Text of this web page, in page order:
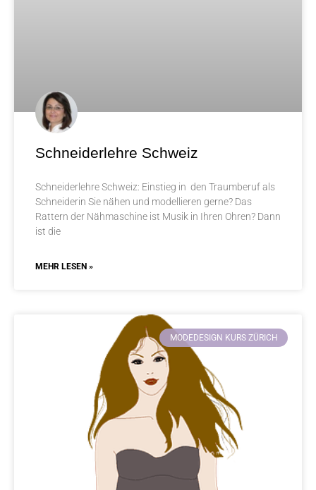
Schneiderlehre Schweiz
Schneiderlehre Schweiz: Einstieg in den Traumberuf als
Schneiderin Sie nähen und modellieren gerne? Das
Rattern der Nähmaschine ist Musik in Ihren Ohren? Dann
ist die
MEHR LESEN »
MODEDESIGN KURS ZÜRICH